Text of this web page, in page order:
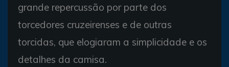
grande repercussão por parte dos
torcedores cruzeirenses e de outras
torcidas, que elogiaram a simplicidade e os
detalhes da camisa.